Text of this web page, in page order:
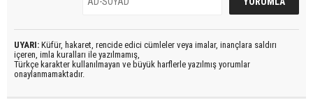
UYARI: Küfür, hakaret, rencide edici cümleler veya imalar, inançlara saldırı
içeren, imla kuralları ile yazılmamış,
Türkçe karakter kullanılmayan ve büyük harflerle yazılmış yorumlar
onaylanmamaktadır.